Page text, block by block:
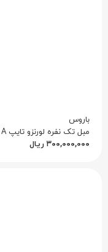
باروس
مبل تک نفره لورنزو تایپ A
۳۰۰,۰۰۰,۰۰۰ ریال